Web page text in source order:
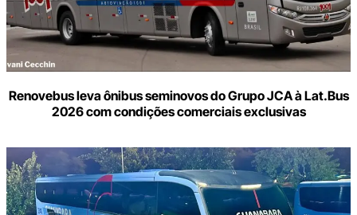
Renovebus leva ônibus seminovos do Grupo JCA à Lat.Bus
2026 com condições comerciais exclusivas